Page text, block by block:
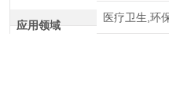
应用领域
医疗卫生,环